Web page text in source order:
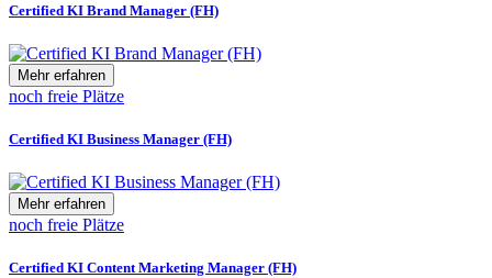
Certified KI Brand Manager (FH)
Mehr erfahren
noch freie Plätze
Certified KI Business Manager (FH)
Mehr erfahren
noch freie Plätze
Certified KI Content Marketing Manager (FH)